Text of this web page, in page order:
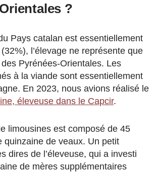
?
Pays catalan est essentiellement
l’élevage ne représente que
Pyrénées-Orientales. Les
à la viande sont essentiellement
En 2023, nous avions réalisé le
éleveuse dans le Capcir.
limousines est composé de 45
quinzaine de veaux. Un petit
dires de l’éleveuse, qui a investi
de mères supplémentaires